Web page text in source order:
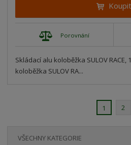
Koupit
Porovnání
Skládací alu koloběžka SULOV
koloběžka SULOV RA...
1 2
VŠECHNY KATEGORIE